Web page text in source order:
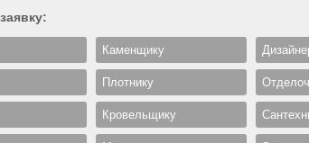
Каменщику
Плотнику
Кровельщику